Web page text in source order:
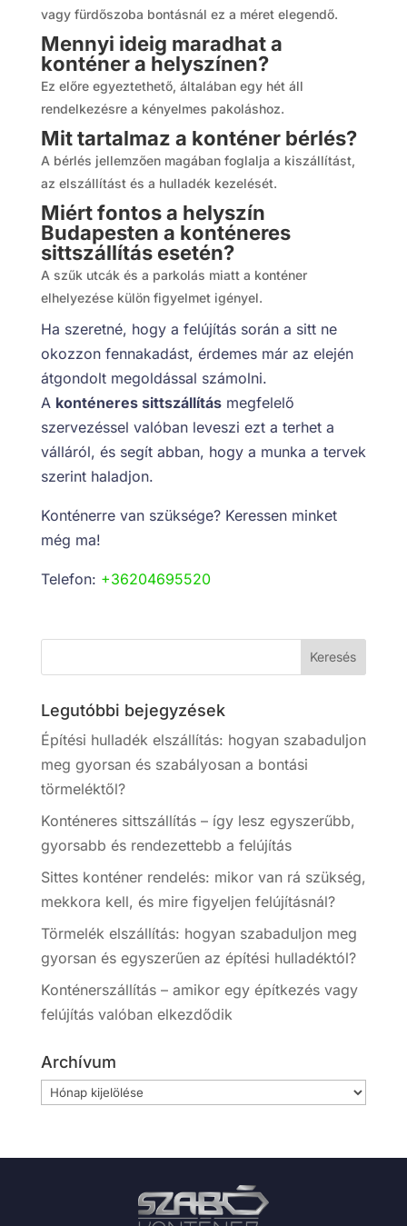
vagy fürdőszoba bontásnál ez a méret elegendő.
Mennyi ideig maradhat a
konténer a helyszínen?
Ez előre egyeztethető, általában egy hét áll
rendelkezésre a kényelmes pakoláshoz.
Mit tartalmaz a konténer bérlés?
A bérlés jellemzően magában foglalja a kiszállítást,
az elszállítást és a hulladék kezelését.
Miért fontos a helyszín
Budapesten a konténeres
sittszállítás esetén?
A szűk utcák és a parkolás miatt a konténer
elhelyezése külön figyelmet igényel.
Ha szeretné, hogy a felújítás során a sitt ne
okozzon fennakadást, érdemes már az elején
átgondolt megoldással számolni.
A konténeres sittszállításmegfelelő
szervezéssel valóban leveszi ezt a terhet a
válláról, és segít abban, hogy a munka a tervek
szerint haladjon.
Konténerre van szüksége? Keressen minket
még ma!
Telefon: +36204695520
Legutóbbi bejegyzések
Építési hulladék elszállítás: hogyan szabaduljon
meg gyorsan és szabályosan a bontási
törmeléktől?
Konténeres sittszállítás – így lesz egyszerűbb,
gyorsabb és rendezettebb a felújítás
Sittes konténer rendelés: mikor van rá szükség,
mekkora kell, és mire figyeljen felújításnál?
Törmelék elszállítás: hogyan szabaduljon meg
gyorsan és egyszerűen az építési hulladéktól?
Konténerszállítás – amikor egy építkezés vagy
felújítás valóban elkezdődik
Archívum
Archívum